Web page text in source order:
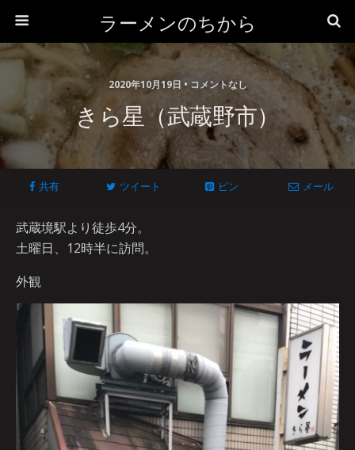
ラーメンのちから
2020年10月19日 • コメントなし
きら星（武蔵野市）
共有 ツイート ピン メール
武蔵境駅より徒歩4分。
土曜日、12時半に訪問。
外観